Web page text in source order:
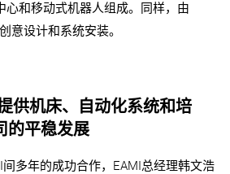
心和移动式机器人组成。同样，由
意设计和系统安装。
供机床、自动化系统和培
的平稳发展
间多年的成功合作，EAMI总经理韩文浩